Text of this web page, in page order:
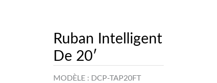
Ruban Intelligent
De 20′
MODÈLE : DCP-TAP20FT